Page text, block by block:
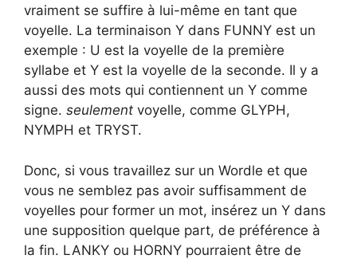
vraiment se suffire à lui-même en tant que
voyelle. La terminaison Y dans FUNNY est un
exemple : U est la voyelle de la première
syllabe et Y est la voyelle de la seconde. Il y a
aussi des mots qui contiennent un Y comme
signe. seulement voyelle, comme GLYPH,
NYMPH et TRYST.
Donc, si vous travaillez sur un Wordle et que
vous ne semblez pas avoir suffisamment de
voyelles pour former un mot, insérez un Y dans
une supposition quelque part, de préférence à
la fin. LANKY ou HORNY pourraient être de